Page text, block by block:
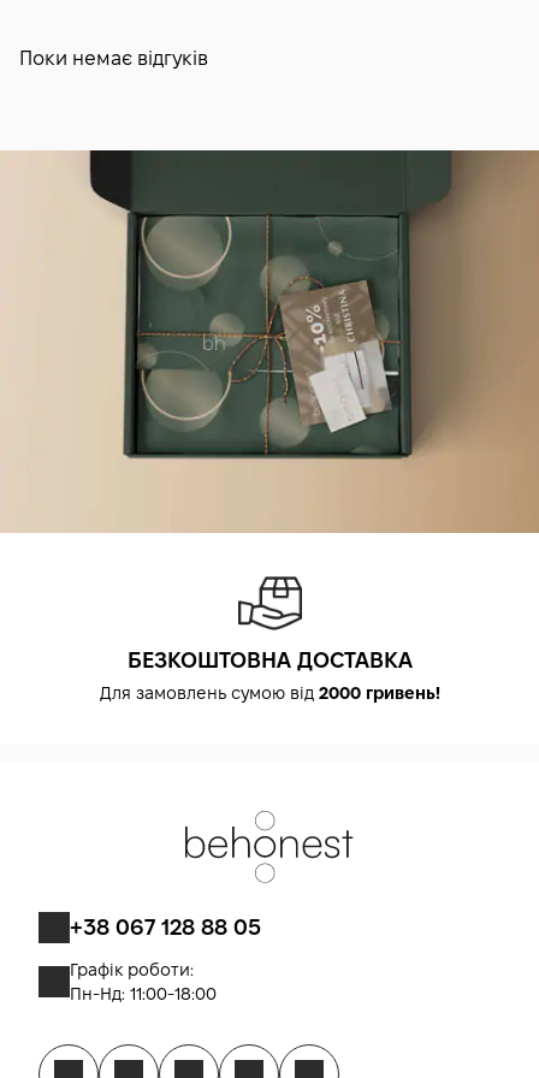
агресивних косметологічних процедур (середніх і
глибоких хімічних пілінгів, лазерної шліфовки) без
мокрий шпатель — це може скоротити термін
придатності засобу. Зберігай банку при кімнатній
температурі, добре закритою, далеко від прямого
сонячного світла. Щільно закривай кришку після кожного
використання, щоб уникнути окислення активних
компонентів — пептиди і морські активи особливо
чутливі до контакту з повітрям. Засіб розрахований
приблизно на 2–3 місяці двократного щоденного
використання — банка 50 мл компактна і зручна для
домашнього застосування.
Поки немає відгуків
БЕЗКОШТОВНА ДОСТАВКА
Для замовлень сумою від 2000 гривень!
+38 067 128 88 05
Графік роботи:
Пн-Нд: 11:00-18:00